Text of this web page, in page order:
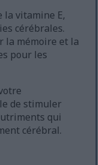
la vitamine E,
cérébrales.
la mémoire et la
pour les
de stimuler
qui
cérébral.